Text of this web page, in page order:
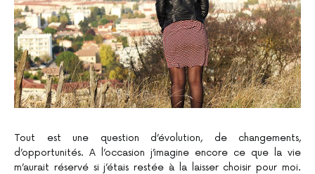
Tout est une question d’évolution, de changements,
d’opportunités. A l’occasion j’imagine encore ce que la vie
m’aurait réservé si j’étais restée à la laisser choisir pour moi.